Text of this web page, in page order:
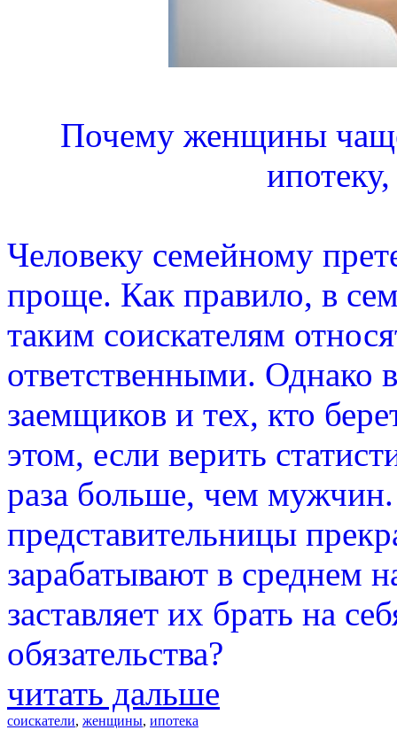
Почему женщины
Человеку семейному
проще. Как правило, в
таким соискателям
ответственными. Однако
заемщиков и тех, кто
этом, если верить
раза больше, чем
представительницы
зарабатывают в среднем
заставляет их брать на
обязательства?
читать дальше
соискатели, женщины, ипотека